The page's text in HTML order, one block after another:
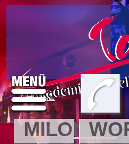
HOME
MILONGA